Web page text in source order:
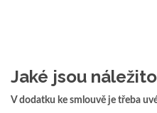
Jaké jsou
V dodatku ke smlouvě je třeba